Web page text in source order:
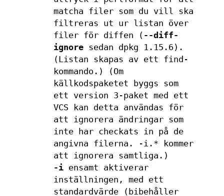
matcha filer som du vill ska
filtreras ut ur listan över
filer för diffen ( --diff-
ignoresedan dpkg 1.15.6).
(Listan skapas av ett find-
kommando.) (Om
källkodspaketet byggs som
ett version 3-paket med ett
VCS kan detta användas för
att ignorera ändringar som
inte har checkats in på de
angivna filerna. -i.* kommer
att ignorera samtliga.)
-iensamt aktiverar
inställningen, med ett
standardvärde (bibehåller